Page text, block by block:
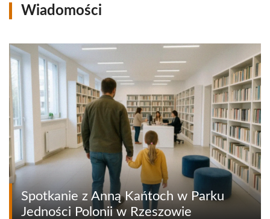
Wiadomości
Spotkanie z Anną Kańtoch w Parku
Jedności Polonii w Rzeszowie